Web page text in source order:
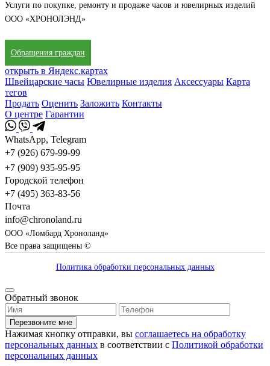
Услуги по покупке, ремонту и продаже часов и ювелирных изделий
ООО «ХРОНОЛЭНД»
Обращения граждан
открыть в Яндекс.картах
Швейцарские часы Ювелирные изделия Аксессуары Карта
тегов
Продать Оценить Заложить Контакты
О центре Гарантии
WhatsApp, Telegram
+7 (926) 679-99-99
+7 (909) 935-95-95
Городской телефон
+7 (495) 363-83-56
Почта
info@chronoland.ru
ООО «Ломбард Хроноланд»
Все права защищены ©
Политика обработки персональных данных
Обратный звонок
Перезвоните мне
Нажимая кнопку отправки, вы соглашаетесь на обработку
персональных данных в соответствии с Политикой обработки
персональных данных